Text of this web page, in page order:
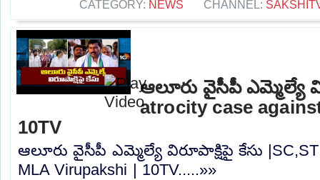
CATEGORY: NEWS CHANNEL:
ఆలూరు వైసీపీ ఎమ్మెల్యే
atrocity case
10TV
ఆలూరు వైసీపీ ఎమ్మెల్యే విరూపాక్షిపై కేసు |SC,ST
MLA Virupakshi | 10TV.....»»